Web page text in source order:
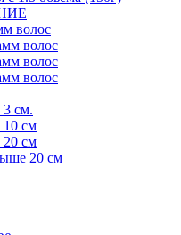
волос
волос
волос
волос
см.
10 см
20 см
20 см